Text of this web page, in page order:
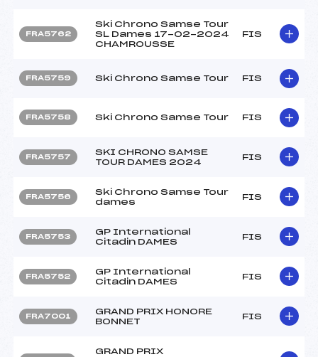
FRA5762
Ski Chrono Samse Tour
SL Dames 17-02-2024
CHAMROUSSE
FIS
FRA5759 Ski Chrono Samse Tour FIS
FRA5758 Ski Chrono Samse Tour FIS
FRA5757
SKI CHRONO SAMSE
TOUR DAMES 2024
FIS
FRA5756
Ski Chrono Samse Tour
dames
FIS
FRA5753
GP International
Citadin DAMES
FIS
FRA5752
GP International
Citadin DAMES
FIS
FRA7001
GRAND PRIX HONORE
BONNET
FIS
GRAND PRIX